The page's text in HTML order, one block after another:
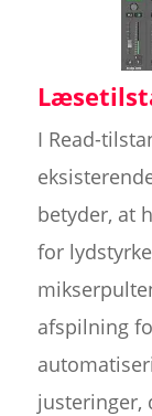
I Read-
betyder, at
for
afspilning
justeringer,